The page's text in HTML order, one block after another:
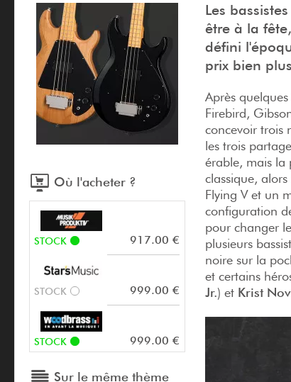
Les
être à la
défini
prix bien
Après
Firebird,
concevoir trois
les trois
érable, mais la
classique,
Flying V et un
configuration
pour changer
plusieurs
noire sur la
et certains
Jr.) et Krist
Où l'acheter ?
STOCK 917.00 €
STOCK 999.00 €
STOCK 999.00 €
Sur le même thème